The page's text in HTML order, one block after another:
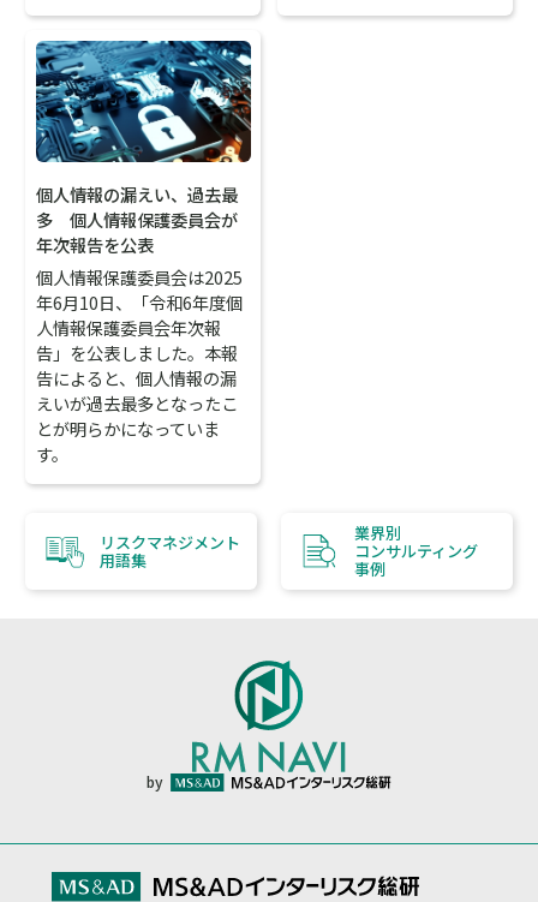
個人情報の漏えい、過去最
多 個人情報保護委員会が
年次報告を公表
個人情報保護委員会は2025
年6月10日、「令和6年度個
人情報保護委員会年次報
告」を公表しました。本報
告によると、個人情報の漏
えいが過去最多となったこ
とが明らかになっていま
す。
リスクマネジメント
用語集
業界別
コンサルティング
事例
by